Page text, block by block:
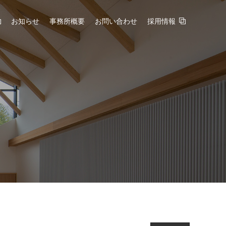
お知らせ 事務所概要 お問い合わせ 採用情報